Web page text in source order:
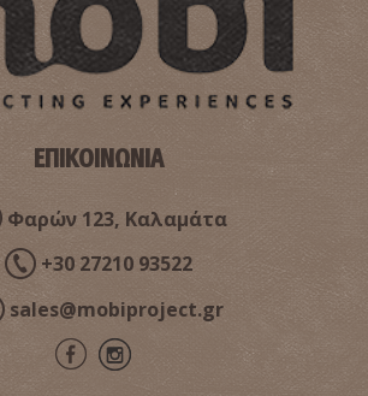
ΕΠΙΚΟΙΝΩΝΙΑ
Φαρών 123, Καλαμάτα
+30 27210 93522
sales@mobiproject.gr